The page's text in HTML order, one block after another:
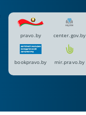
pravo.by center.gov.by
bookpravo.by mir.pravo.by